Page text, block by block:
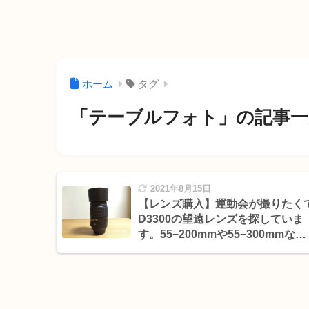
ホーム タグ
「テーブルフォト」の記事
2021年8月15日
【レンズ購入】運動会が撮りたく
D3300の望遠レンズを探していま
す。55−200mmや55−300mmなど